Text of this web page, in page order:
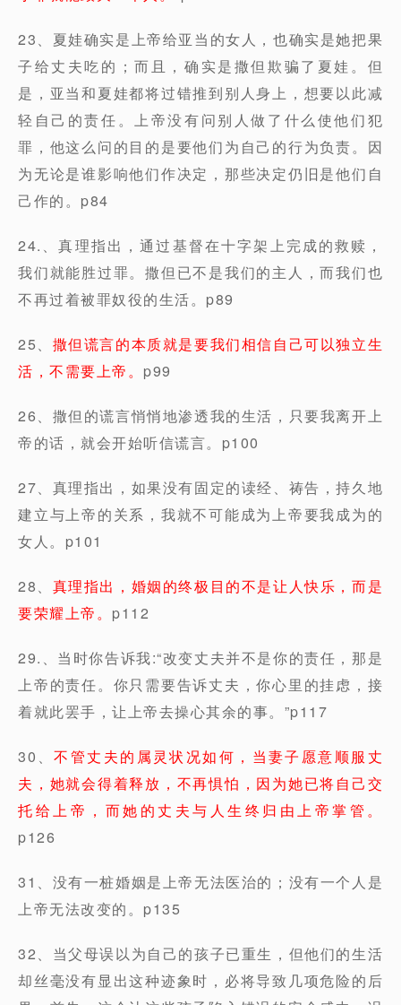
23、夏娃确实是上帝给亚当的女人，也确实是她把果
子给丈夫吃的；而且，确实是撒但欺骗了夏娃。但
是，亚当和夏娃都将过错推到别人身上，想要以此减
轻自己的责任。上帝没有问别人做了什么使他们犯
罪，他这么问的目的是要他们为自己的行为负责。因
为无论是谁影响他们作决定，那些决定仍旧是他们自
己作的。p84
24.、真理指出，通过基督在十字架上完成的救赎，
我们就能胜过罪。撒但已不是我们的主人，而我们也
不再过着被罪奴役的生活。p89
25、 撒但谎言的本质就是要我们相信自己可以独立生
活，不需要上帝。 p99
26、撒但的谎言悄悄地渗透我的生活，只要我离开上
帝的话，就会开始听信谎言。p100
27、真理指出，如果没有固定的读经、祷告，持久地
建立与上帝的关系，我就不可能成为上帝要我成为的
女人。p101
28、 真理指出，婚姻的终极目的不是让人快乐，而是
要荣耀上帝。 p112
29.、当时你告诉我:“改变丈夫并不是你的责任，那是
上帝的责任。你只需要告诉丈夫，你心里的挂虑，接
着就此罢手，让上帝去操心其余的事。”p117
30、不管丈夫的属灵状况如何，当妻子愿意顺服丈
夫，她就会得着释放，不再惧怕，因为她已将自己交
托给上帝，而她的丈夫与人生终归由上帝掌管。
p126
31、没有一桩婚姻是上帝无法医治的；没有一个人是
上帝无法改变的。p135
32、当父母误以为自己的孩子已重生，但他们的生活
却丝毫没有显出这种迹象时，必将导致几项危险的后